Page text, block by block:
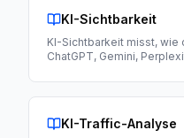
KI-Sichtbarkeit
KI-Sichtbarkeit misst, wie
ChatGPT, Gemini,
KI-Traffic-Analyse